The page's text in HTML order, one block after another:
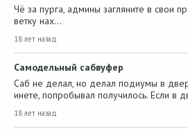
Чё за пурга, админы загляните в свои
ветку нах...
18 лет назад
Самодельный сабвуфер
Саб не делал, но делал подиумы в
инете, попробывал получилось. Если в
18 лет назад